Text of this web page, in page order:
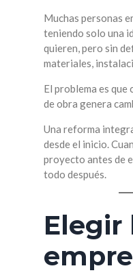
Muchas personas
teniendo solo una
quieren, pero sin
materiales,
El problema es que
de obra genera
Una reforma
desde el inicio.
proyecto antes de
todo después.
Elegir